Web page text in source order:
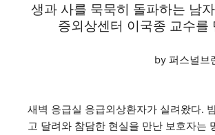
생과 사를 묵묵히 돌파하는 남
증외상센터 이국종 교수를
by 퍼스널브
새벽 응급실 응급외상환자가 실려왔다.
고 달려와 참담한 현실을 만난 보호자는